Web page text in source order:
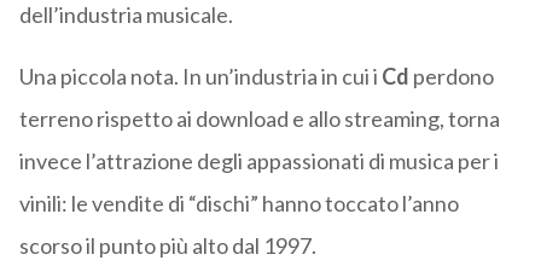
dell’industria musicale.
Una piccola nota. In un’industria in cui i Cd perdono
terreno rispetto ai download e allo streaming, torna
invece l’attrazione degli appassionati di musica per i
vinili: le vendite di “dischi” hanno toccato l’anno
scorso il punto più alto dal 1997.